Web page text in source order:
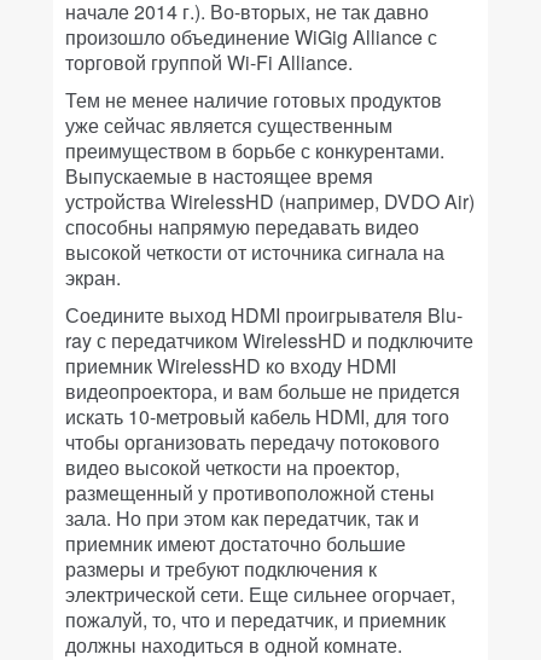
начале 2014 г.). Во-вторых, не так давно
произошло объединение WiGig Alliance с
торговой группой Wi-Fi Alliance.
Тем не менее наличие готовых продуктов
уже сейчас является существенным
преимуществом в борьбе с конкурентами.
Выпускаемые в настоящее время
устройства WirelessHD (например, DVDO Air)
способны напрямую передавать видео
высокой четкости от источника сигнала на
экран.
Соедините выход HDMI проигрывателя Blu-
ray с передатчиком WirelessHD и подключите
приемник WirelessHD ко входу HDMI
видеопроектора, и вам больше не придется
искать 10-метровый кабель HDMI, для того
чтобы организовать передачу потокового
видео высокой четкости на проектор,
размещенный у противоположной стены
зала. Но при этом как передатчик, так и
приемник имеют достаточно большие
размеры и требуют подключения к
электрической сети. Еще сильнее огорчает,
пожалуй, то, что и передатчик, и приемник
должны находиться в одной комнате.